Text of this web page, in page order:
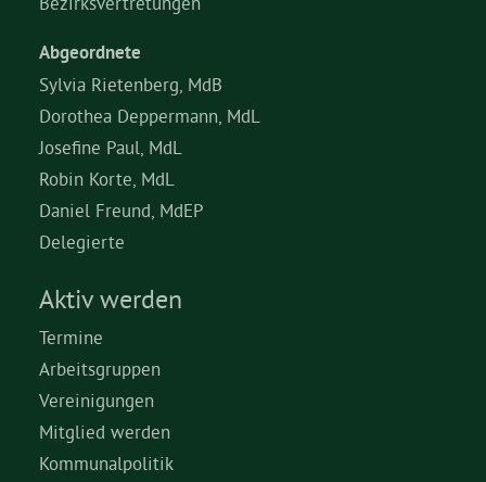
Abgeordnete
Sylvia Rietenberg, MdB
Dorothea Deppermann, MdL
Josefine Paul, MdL
Robin Korte, MdL
Daniel Freund, MdEP
Delegierte
Aktiv werden
Termine
Arbeitsgruppen
Vereinigungen
Mitglied werden
Kommunalpolitik